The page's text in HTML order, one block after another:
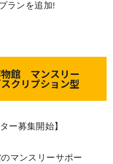
ランを追加!
館 マンスリー
クリプション型
ー募集開始】
マンスリーサポー